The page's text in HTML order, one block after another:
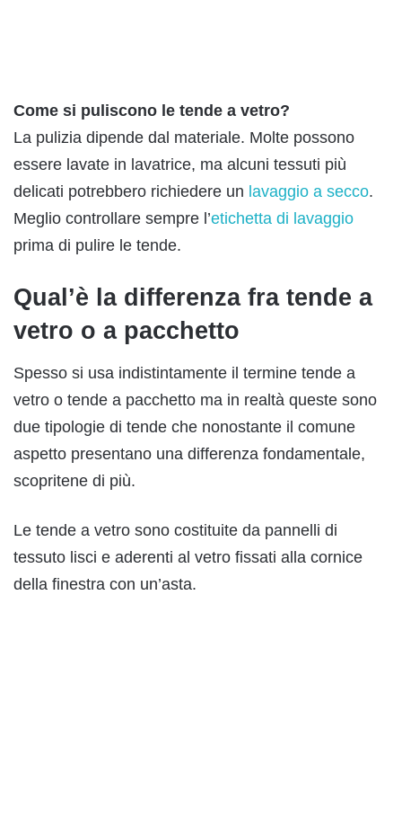
Come si puliscono le tende a vetro?
La pulizia dipende dal materiale. Molte possono
essere lavate in lavatrice, ma alcuni tessuti più
delicati potrebbero richiedere un lavaggio a secco.
Meglio controllare sempre l’etichetta di lavaggio
prima di pulire le tende.
Qual’è la differenza fra tende a
vetro o a pacchetto
Spesso si usa indistintamente il termine tende a
vetro o tende a pacchetto ma in realtà queste sono
due tipologie di tende che nonostante il comune
aspetto presentano una differenza fondamentale,
scopritene di più.
Le tende a vetro sono costituite da pannelli di
tessuto lisci e aderenti al vetro fissati alla cornice
della finestra con un’asta.